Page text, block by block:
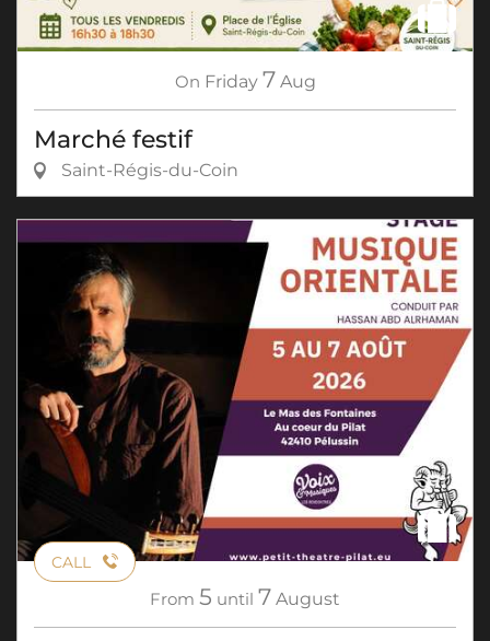
On Friday 7 Aug
Marché festif
Saint-Régis-du-Coin
CALL
From 5 until 7 August